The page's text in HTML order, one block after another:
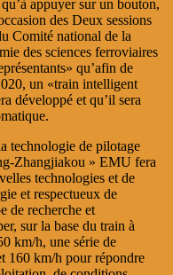
appuyer sur un bouton,
des Deux sessions
Comité national de la
des sciences ferroviaires
qu’afin de
un «train intelligent
développé et qu’il sera
technologie de pilotage
Zhangjiakou » EMU fera
technologies et de
et respectueux de
de recherche et
sur la base du train à
km/h, une série de
160 km/h pour répondre